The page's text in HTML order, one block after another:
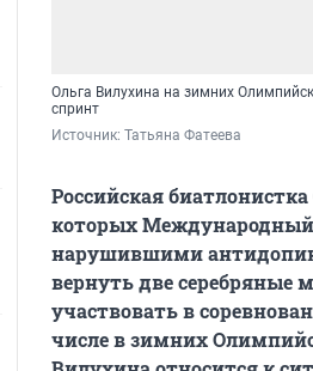
Ольга Вилухина на зимних
спринт
Источник: Татьяна Фатеева
Российская
которых
нарушившими
вернуть две серебряные
участвовать в
числе в зимних